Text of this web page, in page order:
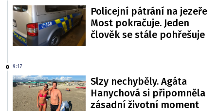
Policejní pátrání na jezeře
Most pokračuje. Jeden
člověk se stále pohřešuje
9:17
Slzy nechyběly. Agáta
Hanychová si připomněla
zásadní životní moment